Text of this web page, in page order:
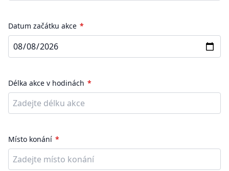
Datum začátku akce
Délka akce v hodinách
Místo konání